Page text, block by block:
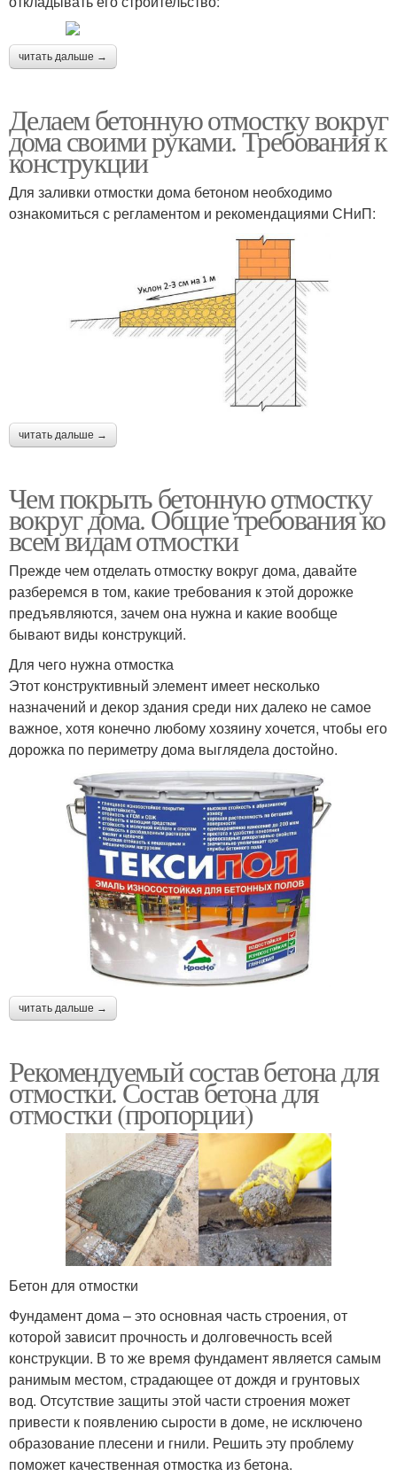
читать дальше →
Делаем бетонную отмостку вокруг
дома своими руками. Требования к
конструкции
Для заливки отмостки дома бетоном необходимо
ознакомиться с регламентом и рекомендациями СНиП:
читать дальше →
Чем покрыть бетонную отмостку
вокруг дома. Общие требования ко
всем видам отмостки
Прежде чем отделать отмостку вокруг дома, давайте
разберемся в том, какие требования к этой дорожке
предъявляются, зачем она нужна и какие вообще
бывают виды конструкций.
Для чего нужна отмостка
Этот конструктивный элемент имеет несколько
назначений и декор здания среди них далеко не самое
важное, хотя конечно любому хозяину хочется, чтобы его
дорожка по периметру дома выглядела достойно.
читать дальше →
Рекомендуемый состав бетона для
отмостки. Состав бетона для
отмостки (пропорции)
Бетон для отмостки
Фундамент дома – это основная часть строения, от
которой зависит прочность и долговечность всей
конструкции. В то же время фундамент является самым
ранимым местом, страдающее от дождя и грунтовых
вод. Отсутствие защиты этой части строения может
привести к появлению сырости в доме, не исключено
образование плесени и гнили. Решить эту проблему
поможет качественная отмостка из бетона.